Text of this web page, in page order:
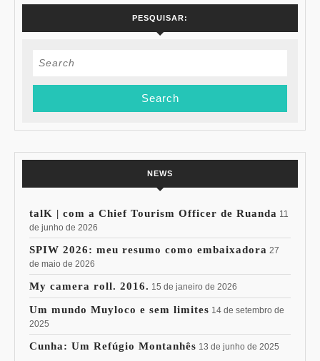
PESQUISAR:
Search
NEWS
talK | com a Chief Tourism Officer de Ruanda 11
de junho de 2026
SPIW 2026: meu resumo como embaixadora 27
de maio de 2026
My camera roll. 2016. 15 de janeiro de 2026
Um mundo Muyloco e sem limites 14 de setembro de
2025
Cunha: Um Refúgio Montanhês 13 de junho de 2025